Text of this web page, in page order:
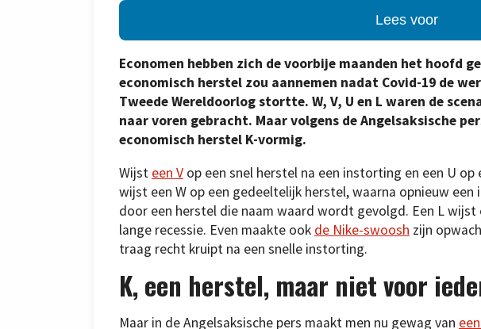
Lees voor
Economen hebben zich de voorbije maanden het hoofd
economisch herstel zou aannemen nadat Covid-19 de
Tweede Wereldoorlog stortte. W, V, U en L waren de
naar voren gebracht. Maar volgens de Angelsaksische
economisch herstel K-vormig.
Wijst een V op een snel herstel na een instorting en een U
wijst een W op een gedeeltelijk herstel, waarna opnieuw
door een herstel die naam waard wordt gevolgd. Een L
lange recessie. Even maakte ook de Nike-swoosh zijn
traag recht kruipt na een snelle instorting.
K, een herstel, maar niet voor
Maar in de Angelsaksische pers maakt men nu gewag van